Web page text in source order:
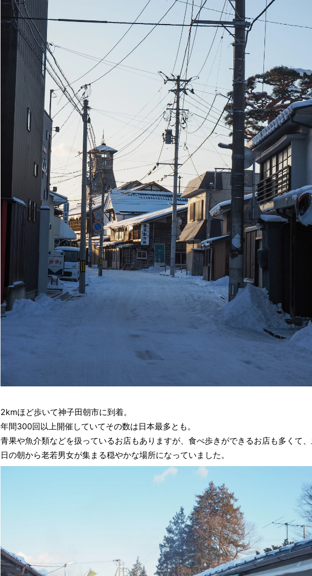
2kmほど歩いて神子田朝市に到着。
年間300回以上開催していてその数は日本最多とも。
青果や魚介類などを扱っているお店もありますが、食べ歩きができるお店も多くて
日の朝から老若男女が集まる穏やかな場所になっていました。